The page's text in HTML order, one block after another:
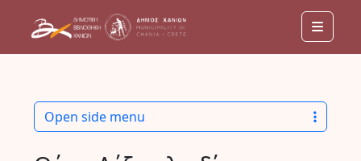
Menu
Open side menu